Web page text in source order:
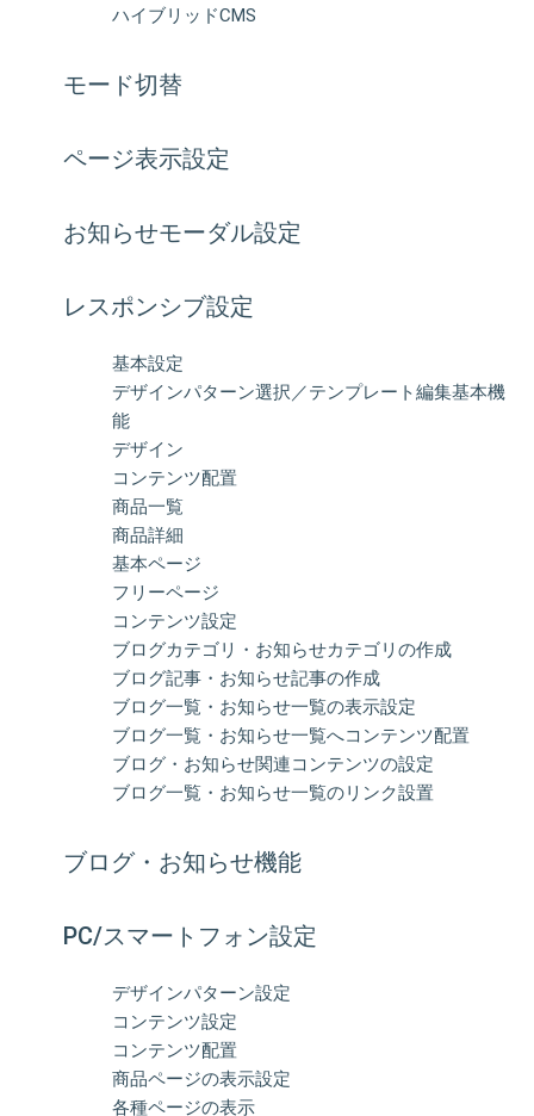
ハイブリッドCMS
モード切替
ページ表示設定
お知らせモーダル設定
レスポンシブ設定
基本設定
デザインパターン選択／テンプレート編集基本機
能
デザイン
コンテンツ配置
商品一覧
商品詳細
基本ページ
フリーページ
コンテンツ設定
ブログカテゴリ・お知らせカテゴリの作成
ブログ記事・お知らせ記事の作成
ブログ一覧・お知らせ一覧の表示設定
ブログ一覧・お知らせ一覧へコンテンツ配置
ブログ・お知らせ関連コンテンツの設定
ブログ一覧・お知らせ一覧のリンク設置
ブログ・お知らせ機能
PC/スマートフォン設定
デザインパターン設定
コンテンツ設定
コンテンツ配置
商品ページの表示設定
各種ページの表示